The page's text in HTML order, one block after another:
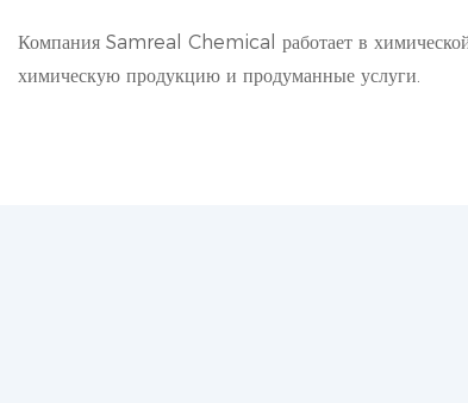
Компания Samreal Chemical работает в
химическую продукцию и продуманные услуги.